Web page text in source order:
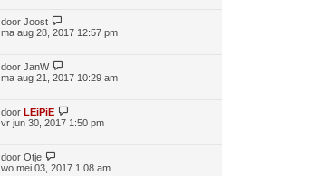
door Joost
ma aug 28, 2017 12:57 pm
door JanW
ma aug 21, 2017 10:29 am
door LEiPiE
vr jun 30, 2017 1:50 pm
door Otje
wo mei 03, 2017 1:08 am